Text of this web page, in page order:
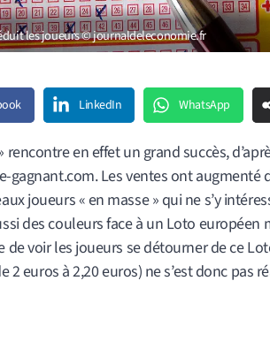
les joueurs © journaldeleconomie.fr
LinkedIn WhatsApp
rencontre en effet un grand succès,
gagnant.com. Les ventes ont augmenté
joueurs « en masse » qui ne s’y
des couleurs face à un Loto
de voir les joueurs se détourner de ce
2 euros à 2,20 euros) ne s’est donc pas